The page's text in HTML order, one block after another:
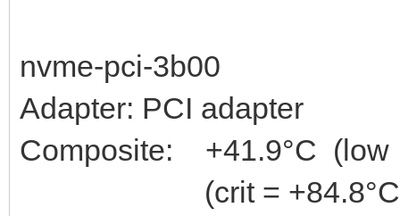
nvme-pci-3b00
Adapter: PCI adapter
Composite: +41.9°C (low
(crit =